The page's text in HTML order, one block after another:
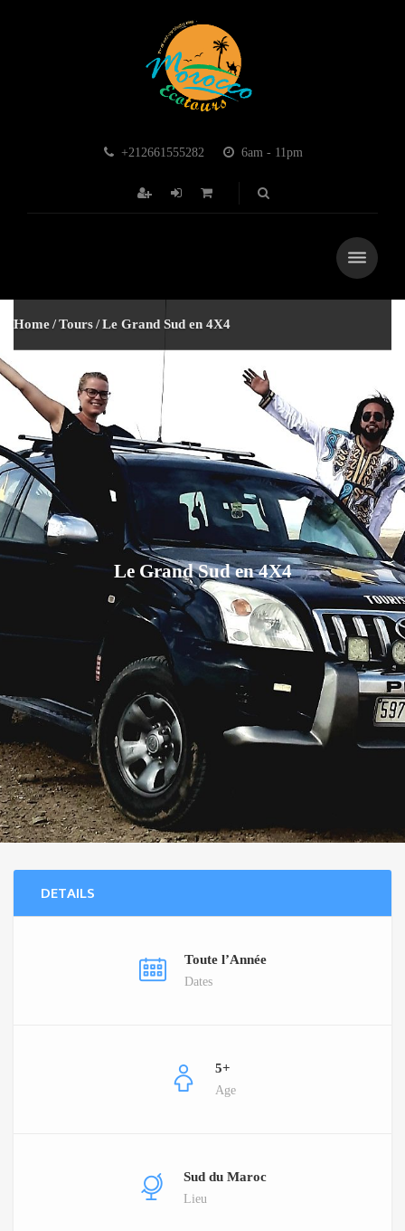
+212661555282 6am - 11pm
Home Tours Le Grand Sud en 4X4
Le Grand Sud en 4X4
DETAILS
Toute l’Année
Dates
5+
Age
Sud du Maroc
Lieu